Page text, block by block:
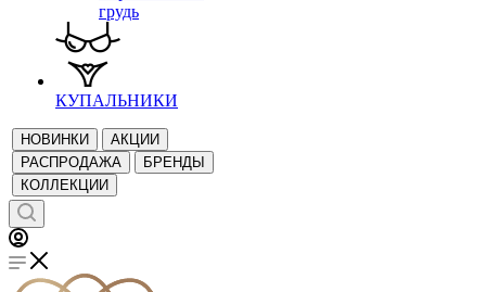
грудь
КУПАЛЬНИКИ
НОВИНКИ
АКЦИИ
РАСПРОДАЖА
БРЕНДЫ
КОЛЛЕКЦИИ